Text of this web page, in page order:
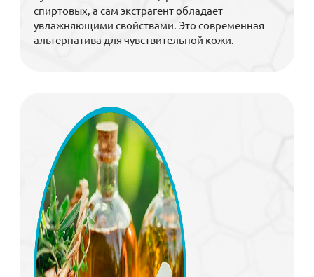
спиртовых, а сам экстрагент обладает
увлажняющими свойствами. Это современная
альтернатива для чувствительной кожи.